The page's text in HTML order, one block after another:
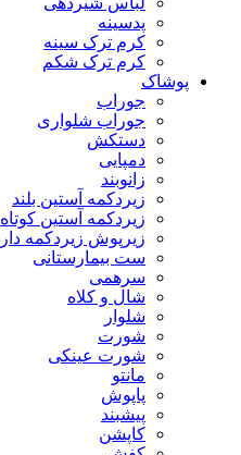
پدسینه
کرم ترک سینه
کرم ترک شکم
پوشاک
جوراب
جوراب شلواری
دستکش
دمپایی
زانوبند
زیردکمه آستین بلند
زیردکمه آستین کوتاه
زیرپوش زیردکمه دار
ست بیمارستانی
سرهمی
شال و کلاه
شلوار
شورت
شورت عینکی
مانتو
پاپوش
پیشبند
کاپشن